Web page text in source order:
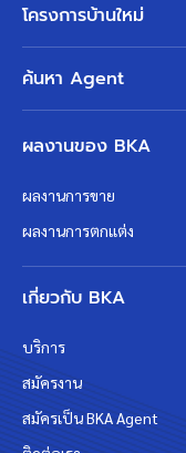
โครงการบ้านใหม่
ค้นหา Agent
ผลงานของ BKA
ผลงานการขาย
ผลงานการตกแต่ง
เกี่ยวกับ BKA
บริการ
สมัครงาน
สมัครเป็น BKA Agent